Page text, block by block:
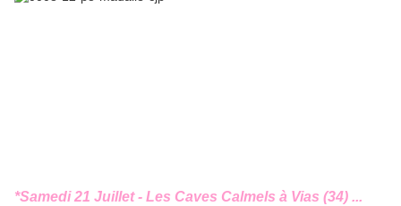
*Samedi 21 Juillet - Les Caves Calmels à Vias (34) ...